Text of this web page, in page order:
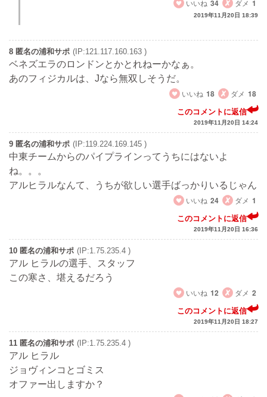
いいね 34 ダメ 1
2019年11月20日 18:39
8 匿名の浦和サポ (IP:121.117.160.163 )
ベネズエラのロンドンとかとれねーかなぁ。
あのフィジカルは、Jなら無双しそうだ。
いいね 18 ダメ 18
このコメントに返信
2019年11月20日 14:24
9 匿名の浦和サポ (IP:119.224.169.145 )
中東チームからのパイプラインってうちにはないよ
ね。。。
アルヒラルなんて、うちが欲しい選手ばっかりいるじゃん
いいね 24 ダメ 1
このコメントに返信
2019年11月20日 16:36
10 匿名の浦和サポ (IP:1.75.235.4 )
アル ヒラルの選手、スタッフ
この寒さ、堪えるだろう
いいね 12 ダメ 2
このコメントに返信
2019年11月20日 18:27
11 匿名の浦和サポ (IP:1.75.235.4 )
アル ヒラル
ジョヴィンコとゴミス
オファー出しますか？